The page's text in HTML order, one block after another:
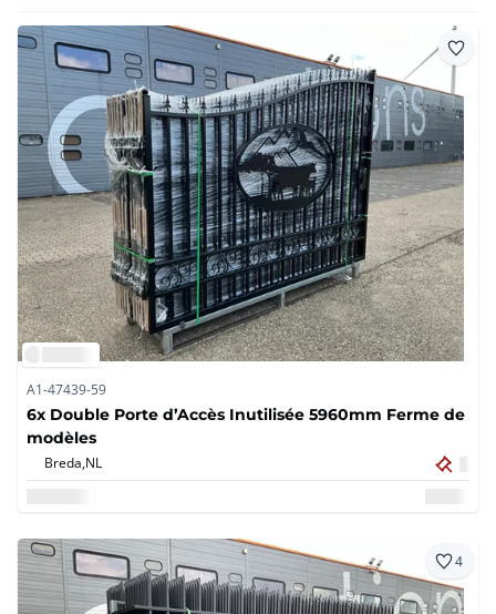
A1-47439-59
6x Double Porte d’Accès Inutilisée 5960mm Ferme de
modèles
Breda,NL
4